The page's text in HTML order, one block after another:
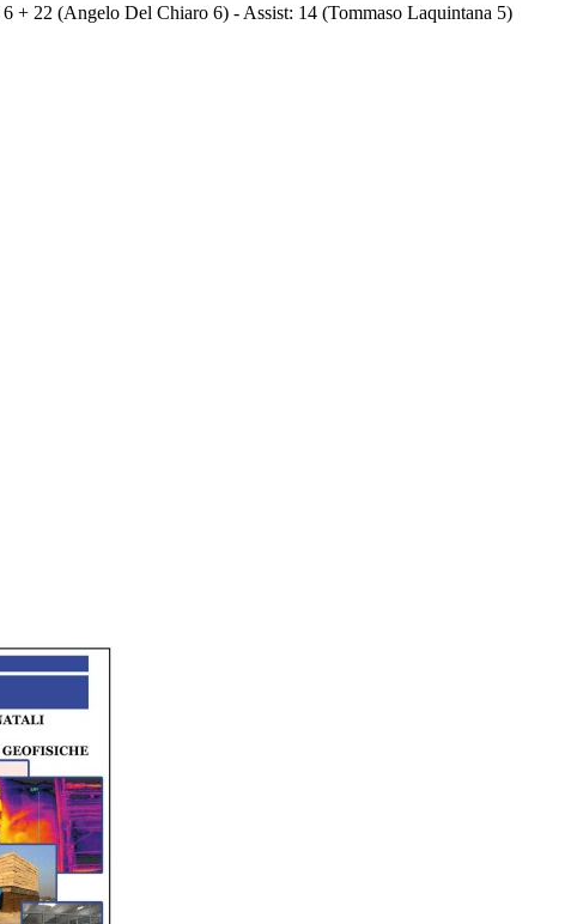
+ 22 (Angelo Del Chiaro 6) - Assist: 14 (Tommaso Laquintana 5)